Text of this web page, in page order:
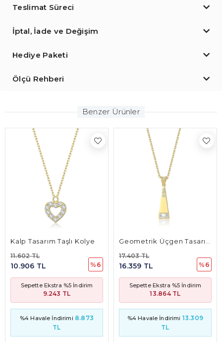
Teslimat Süreci
İptal, İade ve Değişim
Hediye Paketi
Ölçü Rehberi
Benzer Ürünler
Kalp Tasarım Taşlı Kolye
10.906 TL
11.602 TL
%6
Sepette Ekstra %5 İndirim
9.243 TL
%4 Havale İndirimi 8.873
TL
16.359 TL
17.403 TL
%6
Sepette Ekstra %5 İndirim
13.864 TL
%4 Havale İndirimi 13.309
TL